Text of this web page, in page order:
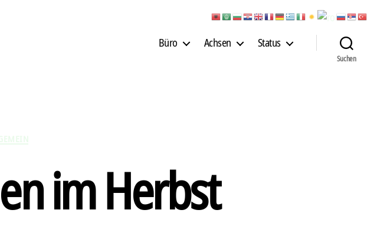
Büro Achsen Status
Suchen
im Herbst